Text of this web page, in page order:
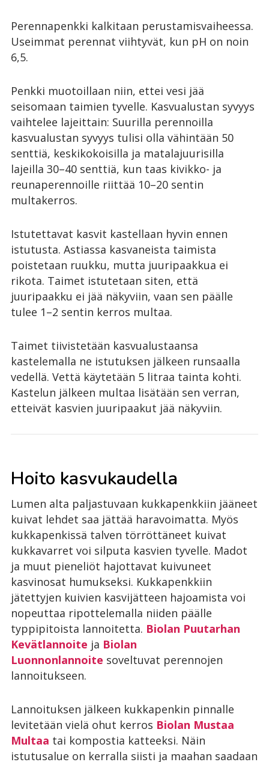
Perennapenkki kalkitaan perustamisvaiheessa.
Useimmat perennat viihtyvät, kun pH on noin
6,5.
Penkki muotoillaan niin, ettei vesi jää
seisomaan taimien tyvelle. Kasvualustan syvyys
vaihtelee lajeittain: Suurilla perennoilla
kasvualustan syvyys tulisi olla vähintään 50
senttiä, keskikokoisilla ja matalajuurisilla
lajeilla 30–40 senttiä, kun taas kivikko- ja
reunaperennoille riittää 10–20 sentin
multakerros.
Istutettavat kasvit kastellaan hyvin ennen
istutusta. Astiassa kasvaneista taimista
poistetaan ruukku, mutta juuripaakkua ei
rikota. Taimet istutetaan siten, että
juuripaakku ei jää näkyviin, vaan sen päälle
tulee 1–2 sentin kerros multaa.
Taimet tiivistetään kasvualustaansa
kastelemalla ne istutuksen jälkeen runsaalla
vedellä. Vettä käytetään 5 litraa tainta kohti.
Kastelun jälkeen multaa lisätään sen verran,
etteivät kasvien juuripaakut jää näkyviin.
Hoito kasvukaudella
Lumen alta paljastuvaan kukkapenkkiin jääneet
kuivat lehdet saa jättää haravoimatta. Myös
kukkapenkissä talven törröttäneet kuivat
kukkavarret voi silputa kasvien tyvelle. Madot
ja muut pieneliöt hajottavat kuivuneet
kasvinosat humukseksi. Kukkapenkkiin
jätettyjen kuivien kasvijätteen hajoamista voi
nopeuttaa ripottelemalla niiden päälle
typpipitoista lannoitetta. Biolan Puutarhan
Kevätlannoite ja Biolan
Luonnonlannoite soveltuvat perennojen
lannoitukseen.
Lannoituksen jälkeen kukkapenkin pinnalle
levitetään vielä ohut kerros Biolan Mustaa
Multaa tai kompostia katteeksi. Näin
istutusalue on kerralla siisti ja maahan saadaan